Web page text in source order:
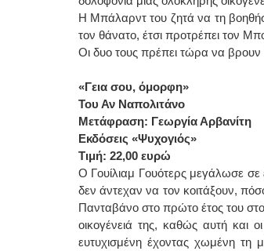
Η Μπάλαρντ του ζητά να τη
τον θάνατο, έτσι προτρέπει τον
Οι δυο τους πρέπει τώρα να βρουν
«Γεια σου, όμορφη»
Του Αν Ναπολιτάνο
Μετάφραση: Γεωργία Αρβανίτη
Εκδόσεις «Ψυχογιός»
Τιμή: 22,00 ευρώ
Ο Γουίλιαμ Γουότερς μεγάλωσε σε
δεν άντεχαν να τον κοιτάξουν,
Πανταβάνο στο πρώτο έτος του
οικογένειά της, καθώς αυτή και
ευτυχισμένη έχοντας χωμένη τη